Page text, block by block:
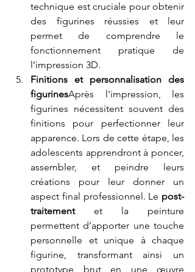
technique est cruciale pour obtenir
des figurines réussies et leur
permet de comprendre le
fonctionnement pratique de
l’impression 3D.
Finitions et personnalisation des
figurinesAprès l'impression, les
figurines nécessitent souvent des
finitions pour perfectionner leur
apparence. Lors de cette étape, les
adolescents apprendront à poncer,
assembler, et peindre leurs
créations pour leur donner un
aspect final professionnel. Le post-
traitement et la peinture
permettent d’apporter une touche
personnelle et unique à chaque
figurine, transformant ainsi un
prototype brut en une œuvre